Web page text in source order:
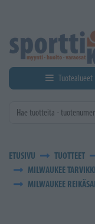
Tuotealueet
ETUSIVU TUOTTEET
MILWAUKEE
MILWAUKEE